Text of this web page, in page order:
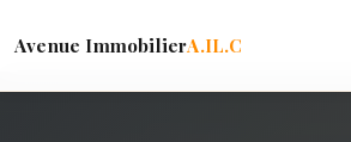
Avenue ImmobilierA.IL.C